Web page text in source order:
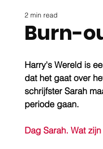
Burn-
2 min read
Harry's Wereld is
dat het gaat over
schrijfster Sarah
periode gaan.
Dag Sarah. Wat